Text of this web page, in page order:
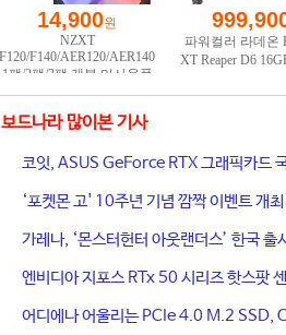
보드나라 많이본 기사
코잇, ASUS GeForce RTX 그래픽카드
‘포켓몬 고' 10주년 기념 깜짝 이벤트 개
가레나, ‘몬스터헌터 아웃랜더스’ 한국 출
엔비디아 지포스 RTx 50 시리즈 핫스팟
어디에나 어울리는 PCIe 4.0 M.2